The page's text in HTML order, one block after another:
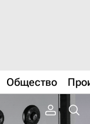
Общество